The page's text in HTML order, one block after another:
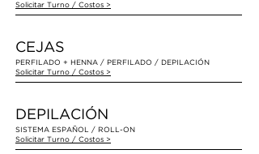
Solicitar Turno / Costos >
CEJAS
PERFILADO + HENNA / PERFILADO / DEPILACIÓN
Solicitar Turno / Costos >
DEPILACIÓN
SISTEMA ESPAÑOL / ROLL-ON
Solicitar Turno / Costos >